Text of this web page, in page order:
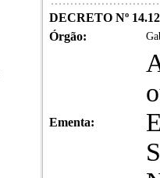
DECRETO Nº
Órgão:
Ementa: